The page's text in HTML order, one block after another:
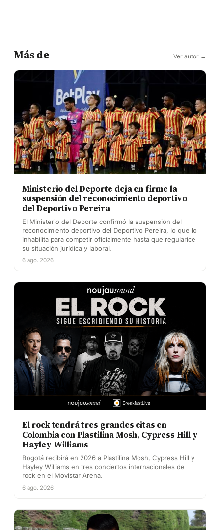
Más de Ver autor →
Ministerio del Deporte deja en firme la
suspensión del reconocimiento deportivo
del Deportivo Pereira
El Ministerio del Deporte confirmó la suspensión del
reconocimiento deportivo del Deportivo Pereira, lo que lo
inhabilita para competir oficialmente hasta que regularice
su situación jurídica y laboral.
6 ago. 2026
El rock tendrá tres grandes citas en
Colombia con Plastilina Mosh, Cypress Hill y
Hayley Williams
Bogotá recibirá en 2026 a Plastilina Mosh, Cypress Hill y
Hayley Williams en tres conciertos internacionales de
rock en el Movistar Arena.
6 ago. 2026